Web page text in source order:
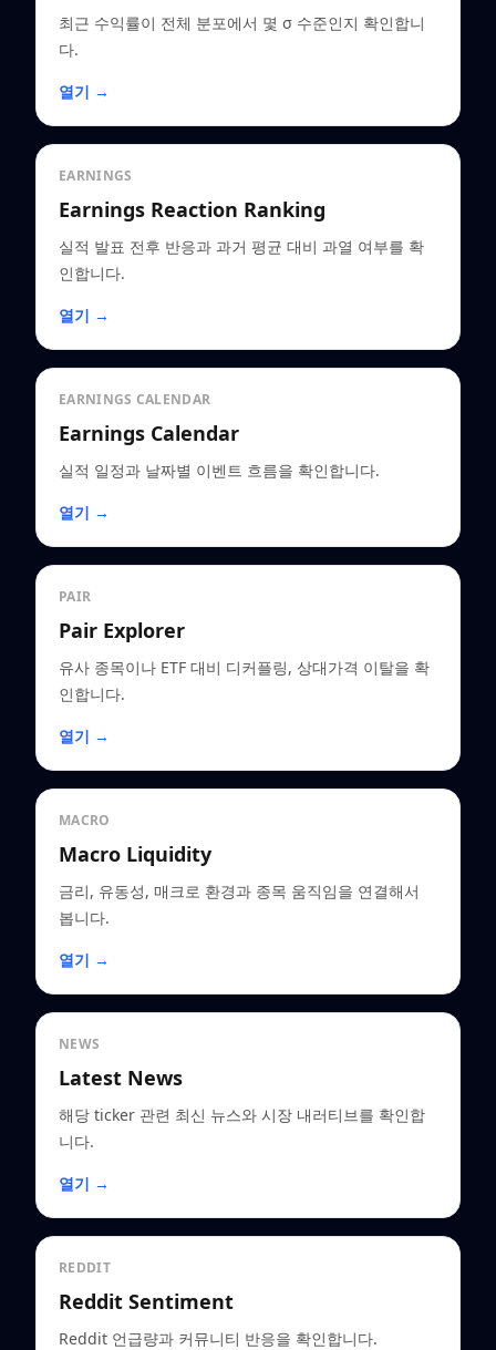
최근 수익률이 전체 분포에서 몇 σ 수준인지 확인합니
다.
열기 →
EARNINGS
Earnings Reaction Ranking
실적 발표 전후 반응과 과거 평균 대비 과열 여부를 확
인합니다.
열기 →
EARNINGS CALENDAR
Earnings Calendar
실적 일정과 날짜별 이벤트 흐름을 확인합니다.
열기 →
PAIR
Pair Explorer
유사 종목이나 ETF 대비 디커플링, 상대가격 이탈을 확
인합니다.
열기 →
MACRO
Macro Liquidity
금리, 유동성, 매크로 환경과 종목 움직임을 연결해서
봅니다.
열기 →
NEWS
Latest News
해당 ticker 관련 최신 뉴스와 시장 내러티브를 확인합
니다.
열기 →
REDDIT
Reddit Sentiment
Reddit 언급량과 커뮤니티 반응을 확인합니다.